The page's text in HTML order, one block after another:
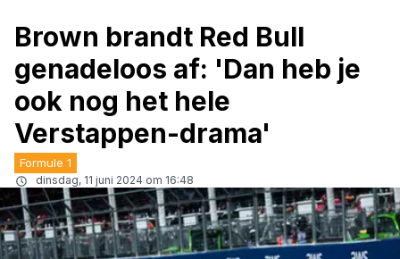
Brown brandt Red Bull
genadeloos af: 'Dan heb je
ook nog het hele
Verstappen-drama'
Formule 1
dinsdag, 11 juni 2024 om 16:48